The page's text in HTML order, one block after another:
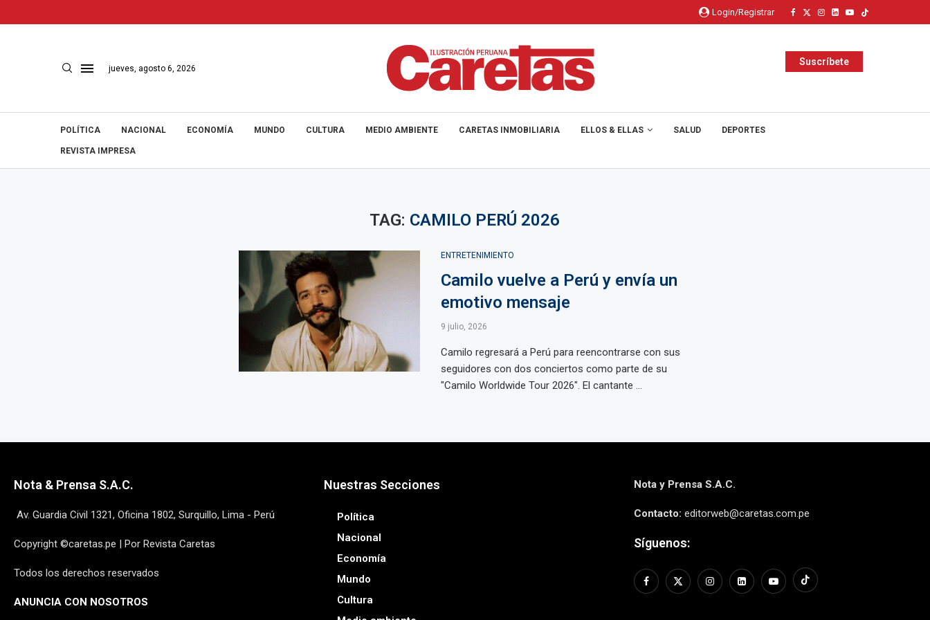
Login/Registrar
jueves, agosto 6, 2026
Suscríbete
POLÍTICA NACIONAL ECONOMÍA MUNDO CULTURA MEDIO AMBIENTE CARETAS INMOBILIARIA ELLOS & ELLAS SALUD DEPORTES
REVISTA IMPRESA
TAG: CAMILO PERÚ 2026
ENTRETENIMIENTO
Camilo vuelve a Perú y envía un
emotivo mensaje
9 julio, 2026
Camilo regresará a Perú para reencontrarse con sus
seguidores con dos conciertos como parte de su
"Camilo Worldwide Tour 2026". El cantante ...
Nota & Prensa S.A.C.
Av. Guardia Civil 1321, Oficina 1802, Surquillo, Lima - Perú
Copyright ©caretas.pe | Por Revista Caretas
Todos los derechos reservados
ANUNCIA CON NOSOTROS
Nuestras Secciones
Política
Nacional
Economía
Mundo
Cultura
Nota y Prensa S.A.C.
Contacto: editorweb@caretas.com.pe
Síguenos: